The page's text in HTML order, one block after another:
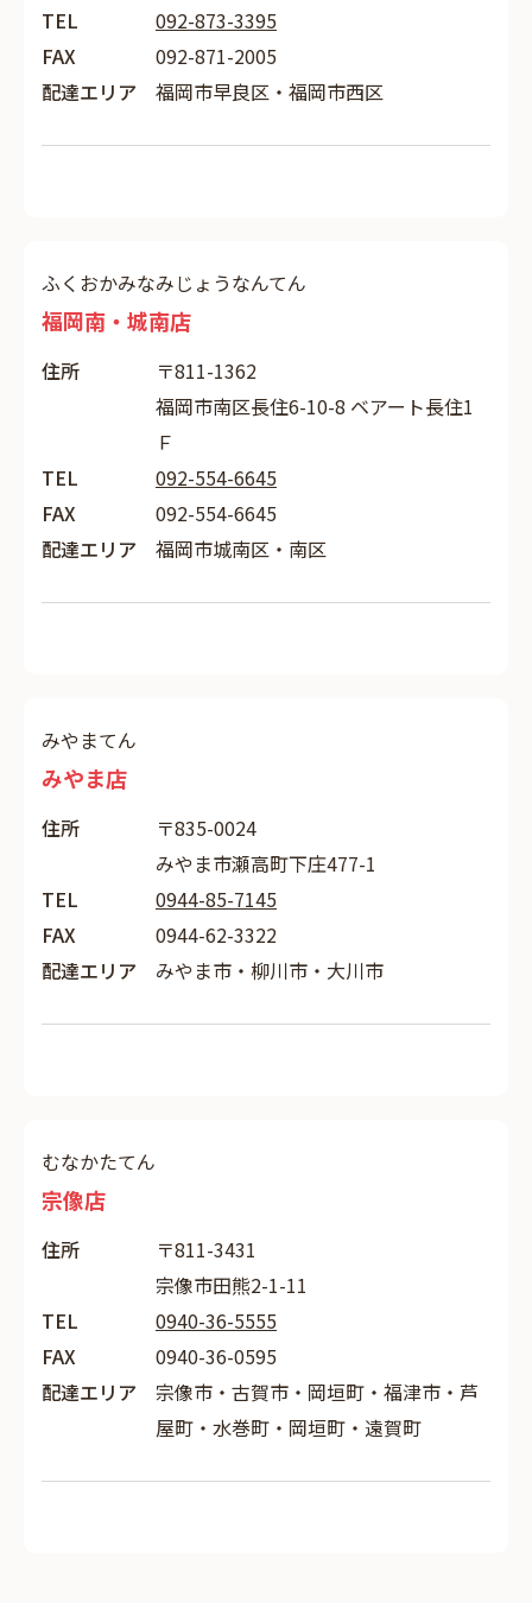
TEL
092-873-3395
FAX
092-871-2005
配達エリア
福岡市早良区・福岡市西区
ふくおかみなみじょうなんてん
福岡南・城南店
住所
〒811-1362
福岡市南区長住6-10-8 ベアート長住1
Ｆ
TEL
092-554-6645
FAX
092-554-6645
配達エリア
福岡市城南区・南区
みやまてん
みやま店
住所
〒835-0024
みやま市瀬高町下庄477-1
TEL
0944-85-7145
FAX
0944-62-3322
配達エリア
みやま市・柳川市・大川市
むなかたてん
宗像店
住所
〒811-3431
宗像市田熊2-1-11
TEL
0940-36-5555
FAX
0940-36-0595
配達エリア
宗像市・古賀市・岡垣町・福津市・芦
屋町・水巻町・岡垣町・遠賀町